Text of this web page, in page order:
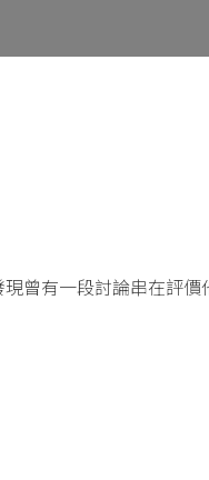
曾有一段討論串在評價